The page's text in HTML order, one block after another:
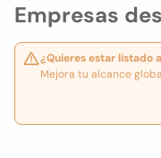
Empresas
¿Quieres estar listado
Mejora tu alcance